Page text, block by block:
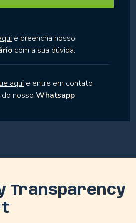
e preencha nosso
com a sua dúvida.
aqui e entre em contato
nosso Whatsapp
Transparency